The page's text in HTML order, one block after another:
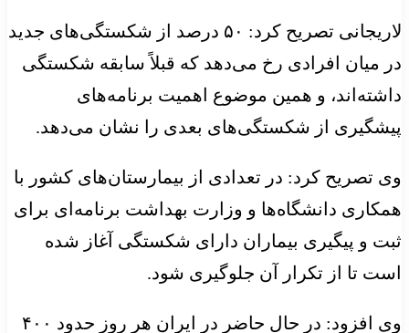
لاریجانی تصریح کرد: ۵۰ درصد از شکستگی‌های جدید
در میان افرادی رخ می‌دهد که قبلاً سابقه شکستگی
داشته‌اند، و همین موضوع اهمیت برنامه‌های
پیشگیری از شکستگی‌های بعدی را نشان می‌دهد.
وی تصریح کرد: در تعدادی از بیمارستان‌های کشور با
همکاری دانشگاه‌ها و وزارت بهداشت برنامه‌ای برای
ثبت و پیگیری بیماران دارای شکستگی آغاز شده
است تا از تکرار آن جلوگیری شود.
وی افزود: در حال حاضر در ایران هر روز حدود ۴۰۰